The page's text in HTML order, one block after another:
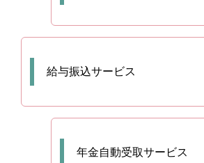
給与振込サービス
年金自動受取サービス